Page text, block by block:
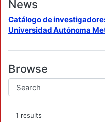
News
Catálogo de
Universidad Autónoma
Browse
1 results